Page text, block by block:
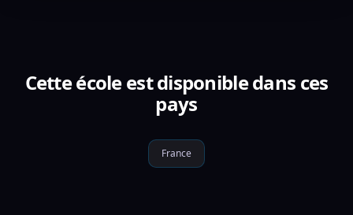
Cette école est disponible dans ces
pays
France